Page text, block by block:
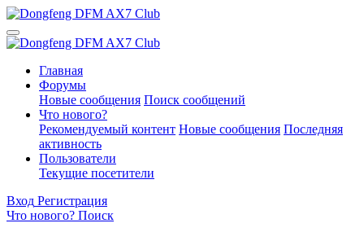
Главная
Форумы
Новые сообщения Поиск сообщений
Что нового?
Рекомендуемый контент Новые сообщения Последняя
активность
Пользователи
Текущие посетители
Вход Регистрация
Что нового? Поиск